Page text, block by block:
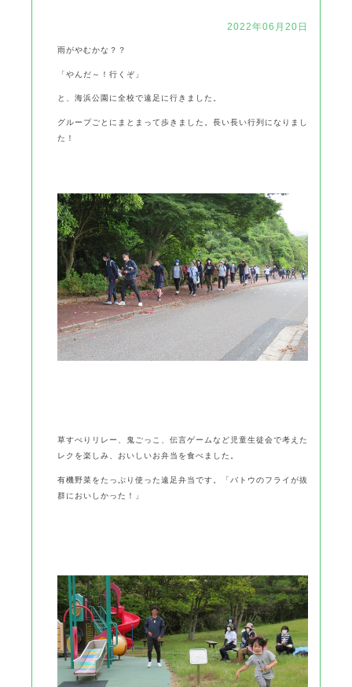
2022年06月20日
雨がやむかな？？
「やんだ～！行くぞ」
と、海浜公園に全校で遠足に行きました。
グループごとにまとまって歩きました。長い長い行列になりまし
た！
草すべりリレー、鬼ごっこ、伝言ゲームなど児童生徒会で考えた
レクを楽しみ、おいしいお弁当を食べました。
有機野菜をたっぷり使った遠足弁当です。「バトウのフライが抜
群においしかった！」